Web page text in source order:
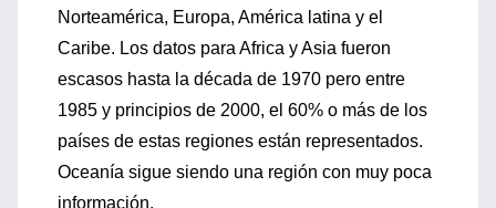
Norteamérica, Europa, América latina y el
Caribe. Los datos para Africa y Asia fueron
escasos hasta la década de 1970 pero entre
1985 y principios de 2000, el 60% o más de los
países de estas regiones están representados.
Oceanía sigue siendo una región con muy poca
información.